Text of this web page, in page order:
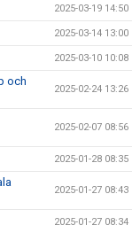
2025-03-19 14:50
2025-03-14 13:00
2025-03-10 10:08
och
2025-02-24 13:26
2025-02-07 08:56
2025-01-28 08:35
2025-01-27 08:43
2025-01-27 08:34